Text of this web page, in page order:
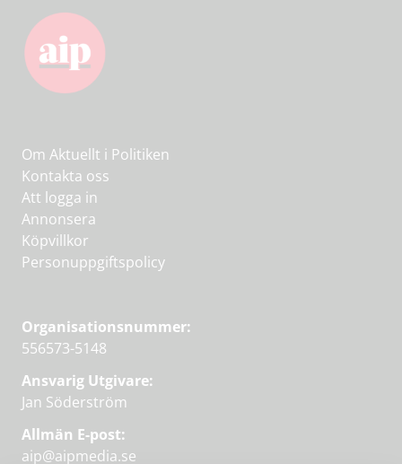
Om Aktuellt i Politiken
Kontakta oss
Att logga in
Annonsera
Köpvillkor
Personuppgiftspolicy
Organisationsnummer:
556573-5148
Ansvarig Utgivare:
Jan Söderström
Allmän E-post:
aip@aipmedia.se